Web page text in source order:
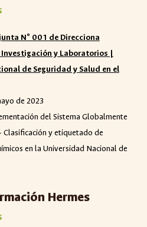
N° 001 de Direcciona
y Laboratorios |
de Seguridad y Salud en el
de 2023
del Sistema Globalmente
Clasificación y etiquetado de
en la Universidad Nacional de
Hermes